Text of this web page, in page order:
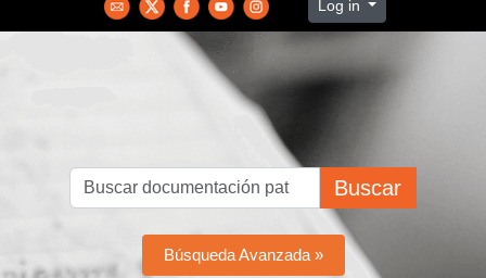
Log in
Buscar
Búsqueda Avanzada »